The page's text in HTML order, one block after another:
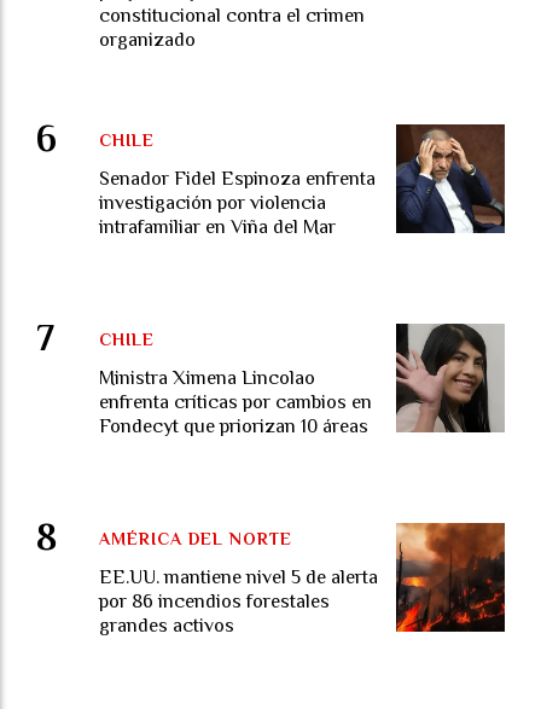
constitucional contra el crimen
organizado
Senador Fidel Espinoza enfrenta
investigación por violencia
intrafamiliar en Viña del Mar
CHILE
Ministra Ximena Lincolao
enfrenta críticas por cambios en
Fondecyt que priorizan 10 áreas
CHILE
EE.UU. mantiene nivel 5 de alerta
por 86 incendios forestales
grandes activos
AMÉRICA DEL NORTE